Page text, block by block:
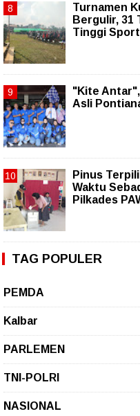
Turnamen
Bergulir, 31
Tinggi
"Kite
Asli
Pinus
Waktu
Pilkades
TAG POPULER
PEMDA
Kalbar
PARLEMEN
TNI-POLRI
NASIONAL